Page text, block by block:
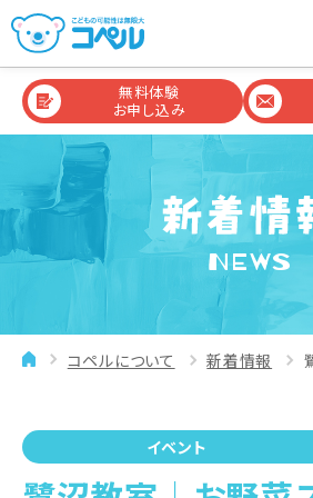
無料体験
お申し込み
NEWS
コペルについて 新着情報
イベント